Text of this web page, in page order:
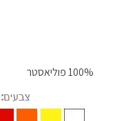
100% פוליאסטר